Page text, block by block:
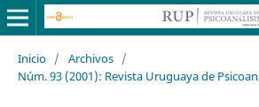
Inicio / Archivos /
Núm. 93 (2001): Revista Uruguaya de